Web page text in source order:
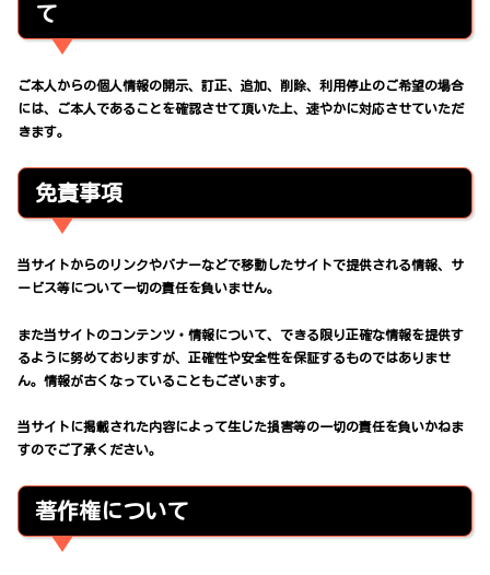
て
ご本人からの個人情報の開示、訂正、追加、削除、利用停止のご希望の場合
には、ご本人であることを確認させて頂いた上、速やかに対応させていただ
きます。
免責事項
当サイトからのリンクやバナーなどで移動したサイトで提供される情報、サ
ービス等について一切の責任を負いません。
また当サイトのコンテンツ・情報について、できる限り正確な情報を提供す
るように努めておりますが、正確性や安全性を保証するものではありませ
ん。情報が古くなっていることもございます。
当サイトに掲載された内容によって生じた損害等の一切の責任を負いかねま
すのでご了承ください。
著作権について